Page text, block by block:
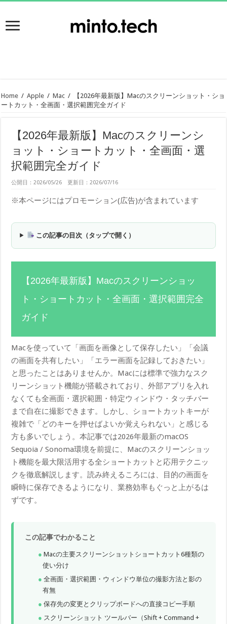
Home / Apple / Mac /
【2026年最新版】Macのスクリーンショット・ショ
ートカット・全画面・選択範囲完全ガイド
【2026年最新版】Macのスクリーンシ
ョット・ショートカット・全画面・選
択範囲完全ガイド
公開日：2026/05/26 更新日：2026/07/16
※本ページにはプロモーション(広告)が含まれています
この記事の目次（タップで開く）
【2026年最新版】Macのスクリーンショッ
ト・ショートカット・全画面・選択範囲完全
ガイド
Macを使っていて「画面を画像として保存したい」「会議
の画面を共有したい」「エラー画面を記録しておきたい」
と思ったことはありませんか。Macには標準で強力なスク
リーンショット機能が搭載されており、外部アプリを入れ
なくても全画面・選択範囲・特定ウィンドウ・タッチバー
まで自在に撮影できます。しかし、ショートカットキーが
複雑で「どのキーを押せばよいか覚えられない」と感じる
方も多いでしょう。本記事では2026年最新のmacOS
Sequoia / Sonoma環境を前提に、Macのスクリーンショッ
ト機能を最大限活用する全ショートカットと応用テクニッ
クを徹底解説します。読み終えるころには、目的の画面を
瞬時に保存できるようになり、業務効率もぐっと上がるは
ずです。
この記事でわかること
Macの主要スクリーンショットショートカット6種類の
使い分け
全画面・選択範囲・ウィンドウ単位の撮影方法と影の
有無
保存先の変更とクリップボードへの直接コピー手順
スクリーンショット ツールバー（Shift + Command +